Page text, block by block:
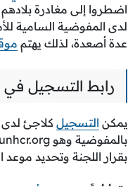
اضطروا إلى مغادرة
لدى المفوضية السامية
عدة أصعدة، لذلك يهتم
رابط التسجيل في
يمكن التسجيل كلاجئ لدى
بالمفوضية وهو
بقرار اللجنة وتحديد